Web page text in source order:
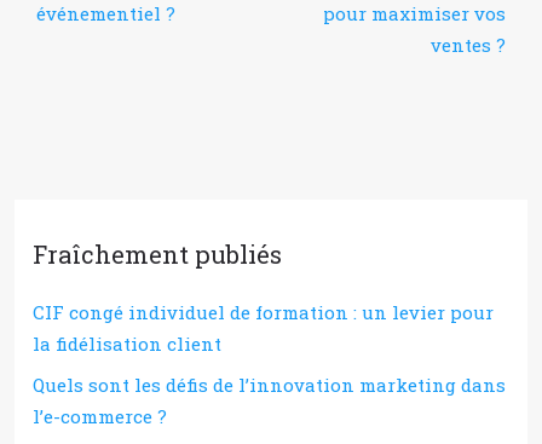
événementiel ?
pour maximiser vos
ventes ?
Fraîchement publiés
CIF congé individuel de formation : un levier pour
la fidélisation client
Quels sont les défis de l’innovation marketing dans
l’e-commerce ?